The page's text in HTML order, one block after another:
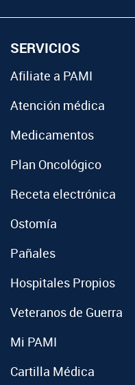
SERVICIOS
Afiliate a PAMI
Atención médica
Medicamentos
Plan Oncológico
Receta electrónica
Ostomía
Pañales
Hospitales Propios
Veteranos de Guerra
Mi PAMI
Cartilla Médica